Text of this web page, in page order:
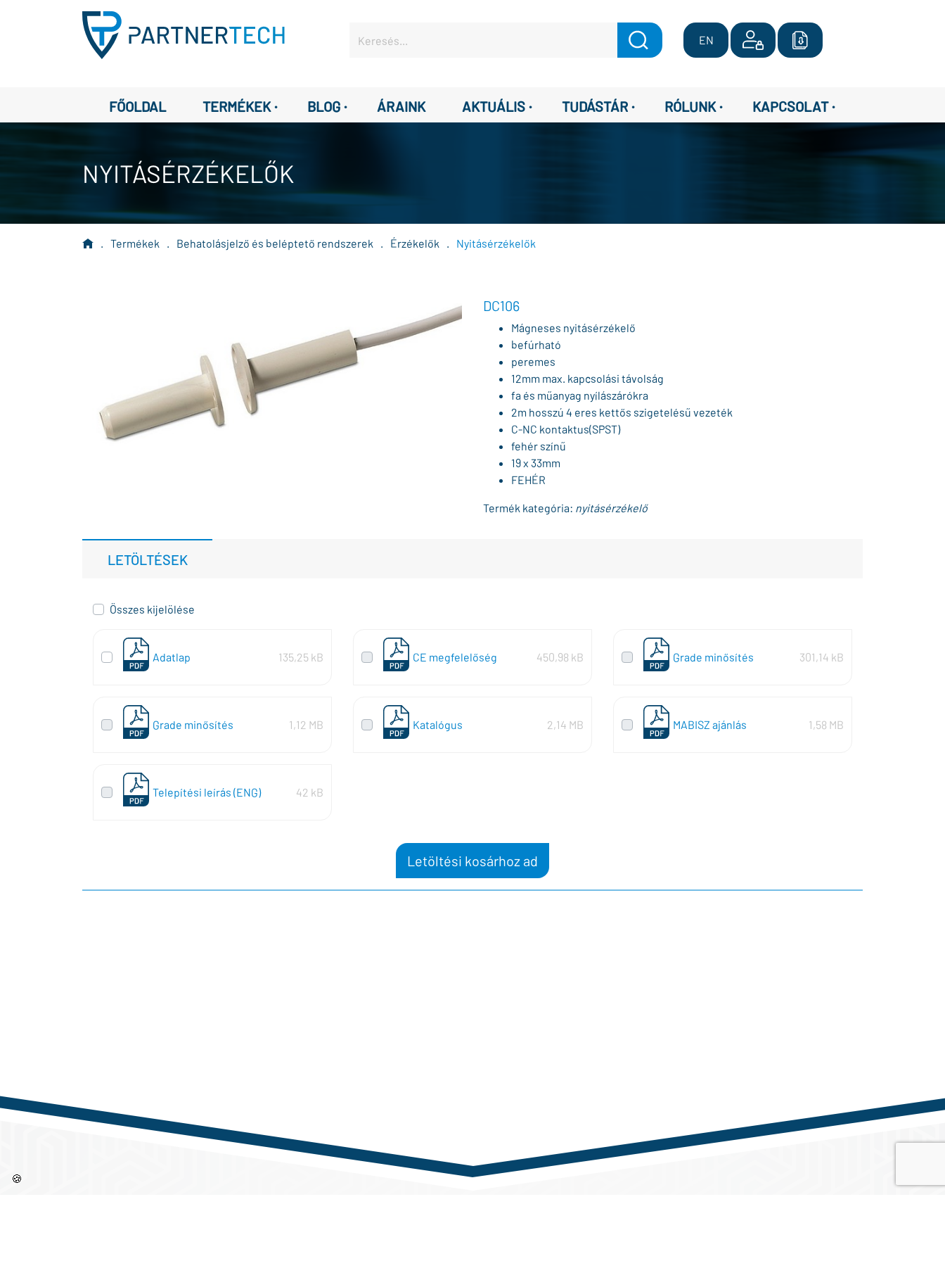
EN
FŐOLDAL TERMÉKEK · BLOG · ÁRAINK AKTUÁLIS · TUDÁSTÁR · RÓLUNK · KAPCSOLAT ·
NYITÁSÉRZÉKELŐK
. Termékek . Behatolásjelző és beléptető rendszerek . Érzékelők . Nyitásérzékelők
DC106
Mágneses nyitásérzékelő
befúrható
peremes
12mm max. kapcsolási távolság
fa és műanyag nyílászárókra
2m hosszú 4 eres kettős szigetelésű vezeték
C-NC kontaktus(SPST)
fehér színű
19 x 33mm
FEHÉR
Termék kategória: nyitásérzékelő
LETÖLTÉSEK
Összes kijelölése
Adatlap 135,25 kB CE megfelelőség 450,98 kB Grade minősítés 301,14 kB
Grade minősítés 1,12 MB Katalógus 2,14 MB MABISZ ajánlás 1,58 MB
Telepítési leírás (ENG) 42 kB
Letöltési kosárhoz ad
🍪